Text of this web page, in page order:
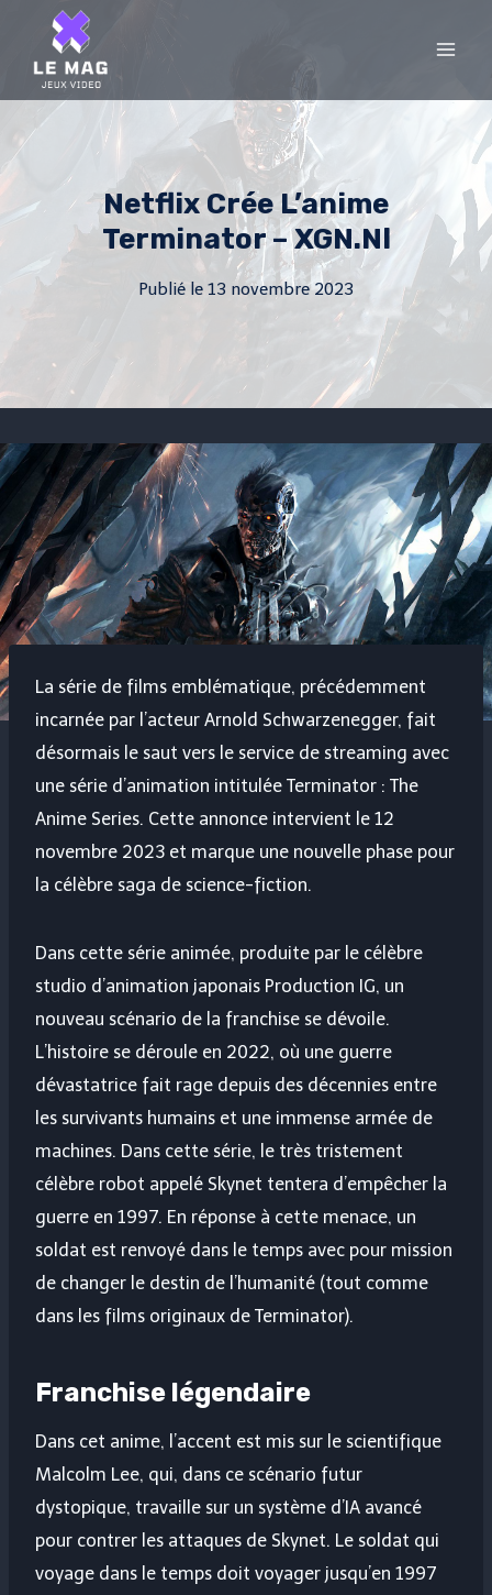
content
Netflix Crée L’anime
Terminator – XGN.nl
Publié le 13 novembre 2023
La série de films emblématique, précédemment
incarnée par l’acteur Arnold Schwarzenegger, fait
désormais le saut vers le service de streaming avec
une série d’animation intitulée Terminator : The
Anime Series. Cette annonce intervient le 12
novembre 2023 et marque une nouvelle phase pour
la célèbre saga de science-fiction.
Dans cette série animée, produite par le célèbre
studio d’animation japonais Production IG, un
nouveau scénario de la franchise se dévoile.
L’histoire se déroule en 2022, où une guerre
dévastatrice fait rage depuis des décennies entre
les survivants humains et une immense armée de
machines. Dans cette série, le très tristement
célèbre robot appelé Skynet tentera d’empêcher la
guerre en 1997. En réponse à cette menace, un
soldat est renvoyé dans le temps avec pour mission
de changer le destin de l’humanité (tout comme
dans les films originaux de Terminator).
Franchise légendaire
Dans cet anime, l’accent est mis sur le scientifique
Malcolm Lee, qui, dans ce scénario futur
dystopique, travaille sur un système d’IA avancé
pour contrer les attaques de Skynet. Le soldat qui
voyage dans le temps doit voyager jusqu’en 1997